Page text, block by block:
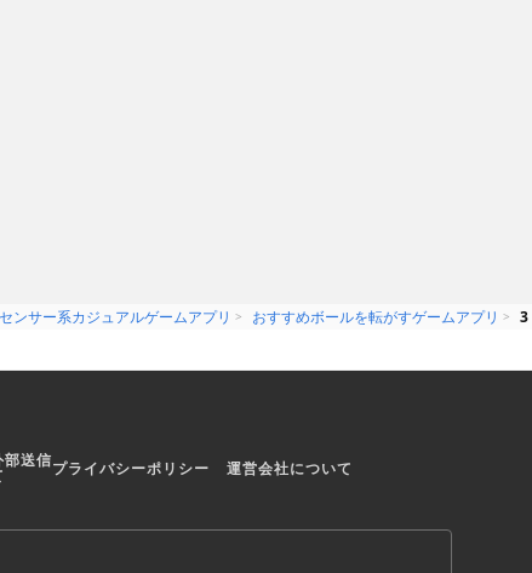
な障害をク
ンサー系カジュアルゲームアプリ おすすめボールを転がすゲームアプリ
3
送信プライバシーポリシー 運営会社について